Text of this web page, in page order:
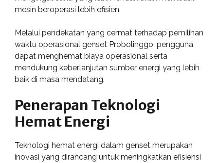
mesin beroperasi lebih efisien.
Melalui pendekatan yang cermat terhadap pemilihan
waktu operasional genset Probolinggo, pengguna
dapat menghemat biaya operasional serta
mendukung keberlanjutan sumber energi yang lebih
baik di masa mendatang.
Penerapan Teknologi
Hemat Energi
Teknologi hemat energi dalam genset merupakan
inovasi yang dirancang untuk meningkatkan efisiensi